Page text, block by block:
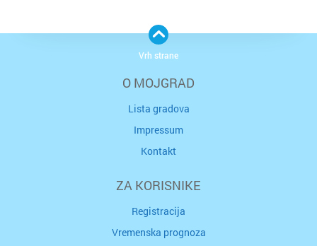
O MOJGRAD
Lista gradova
Impressum
Kontakt
ZA KORISNIKE
Registracija
Vremenska prognoza
Vrh strane